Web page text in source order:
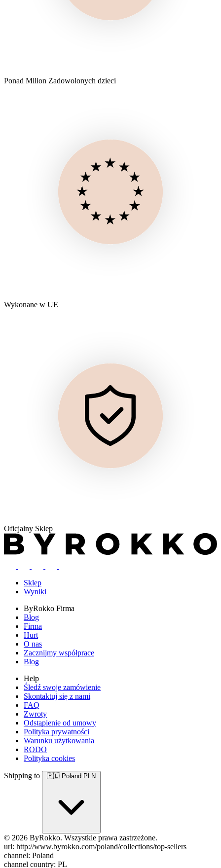
Ponad Milion Zadowolonych dzieci
Wykonane w UE
Oficjalny Sklep
Sklep
Wyniki
ByRokko Firma
Blog
Firma
Hurt
O nas
Zacznijmy współprace
Blog
Help
Śledź swoje zamówienie
Skontaktuj się z nami
FAQ
Zwroty
Odstąpienie od umowy
Polityka prywatności
Warunku użytkowania
RODO
Polityka cookies
Shipping to 🇵🇱 Poland PLN
© 2026 ByRokko. Wszystkie prawa zastrzeżone.
url: http://www.byrokko.com/poland/collections/top-sellers
channel: Poland
channel country: PL